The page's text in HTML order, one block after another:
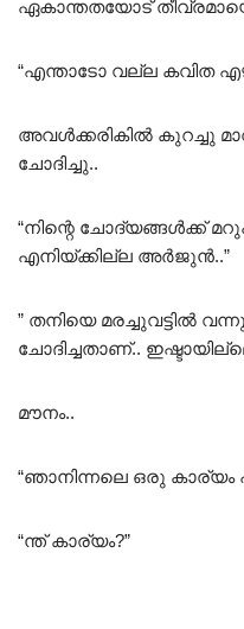
ഏകാന്തതയോട്
“എന്താടോ വല്ല കവിത
അവൾക്കരികിൽ കുറച്ചു
ചോദിച്ചു..
“നിന്റെ ചോദ്യങ്ങൾക്ക്
എനിയ്ക്കില്ല അർജുൻ..”
” തനിയെ മരച്ചുവട്ടിൽ
ചോദിച്ചതാണ്..
മൗനം..
“ഞാനിന്നലെ ഒരു കാര്യം
“ന്ത് കാര്യം?”